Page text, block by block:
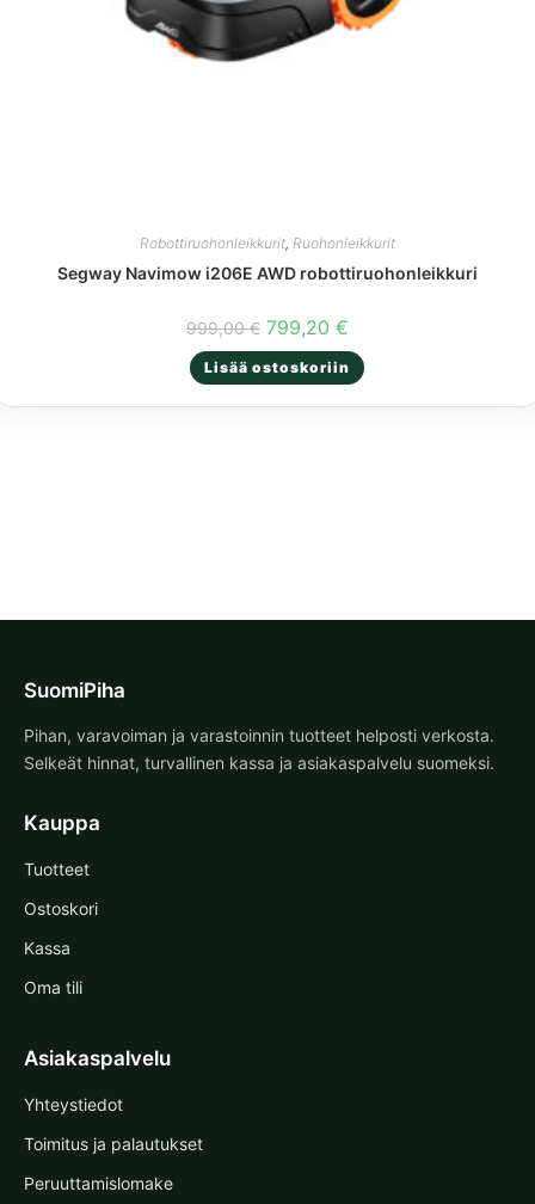
Robottiruohonleikkurit, Ruohonleikkurit
Segway Navimow i206E AWD robottiruohonleikkuri
999,00€ Alkuperäinen
hinta
oli:
999,00 €.
799,20 €
on:
799,20 €.
Lisää ostoskoriin
SuomiPiha
Pihan, varavoiman ja varastoinnin tuotteet helposti verkosta.
Selkeät hinnat, turvallinen kassa ja asiakaspalvelu suomeksi.
Kauppa
Tuotteet
Ostoskori
Kassa
Oma tili
Asiakaspalvelu
Yhteystiedot
Toimitus ja palautukset
Peruuttamislomake